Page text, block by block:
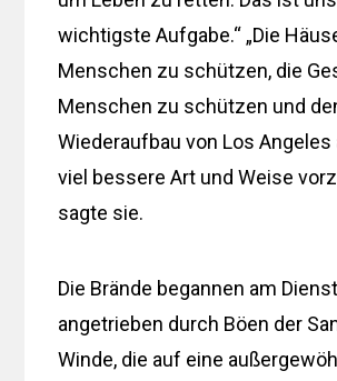
wichtigste Aufgabe.“ „Die
Menschen zu schützen, die
Menschen zu schützen und
Wiederaufbau von Los Angeles
viel bessere Art und Weise
sagte sie.
Die Brände begannen am
angetrieben durch Böen der
Winde, die auf eine